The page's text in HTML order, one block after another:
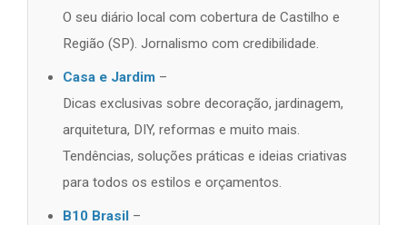
O seu diário local com cobertura de Castilho e
Região (SP). Jornalismo com credibilidade.
Casa e Jardim –
Dicas exclusivas sobre decoração, jardinagem,
arquitetura, DIY, reformas e muito mais.
Tendências, soluções práticas e ideias criativas
para todos os estilos e orçamentos.
B10 Brasil –